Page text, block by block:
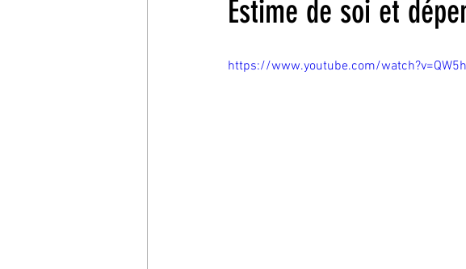
Estime de soi et
https://www.youtube.com/